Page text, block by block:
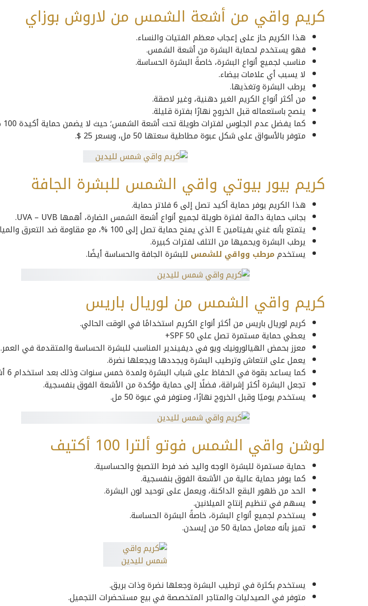
كريم واقي من أشعة الشمس من لاروش بوزاي
هذا الكريم حاز على إعجاب معظم الفتيات والنساء.
فهو يستخدم لحماية البشرة من أشعة الشمس.
مناسب لجميع أنواع البشرة، خاصةً البشرة الحساسة.
لا يسبب أي علامات بيضاء.
يرطب البشرة وتغذيها.
من أكثر أنواع الكريم الغير دهنية، وغير لاصقة.
ينصح باستعماله قبل الخروج نهارًا بفترة قليلة.
كما يفضل عدم الجلوس لفترات طويلة تحت أشعة الشمس؛ حيث لا يضمن حماية أكيدة 100 %.
متوفر بالأسواق على شكل عبوة مطاطية سعتها 50 مل، وبسعر 25 $.
كريم بيور بيوتي واقي الشمس للبشرة الجافة
هذا الكريم يوفر حماية أكيد تصل إلى 6 فلاتر حماية.
بجانب حماية دائمة لفترة طويلة لجميع أنواع أشعة الشمس الضارة، أهمها UVA – UVB.
يتمتع بأنه غني بفيتامين E الذي يمنح حماية تصل إلى 100 %، مع مقاومة ضد التعرق والمياه.
يرطب البشرة ويحميها من التلف لفترات كبيرة.
يستخدممرطب وواقي للشمس للبشرة الجافة والحساسة أيضًا.
كريم واقي الشمس من لوريال باريس
كريم لوريال باريس من أكثر أنواع الكريم استخدامًا في الوقت الحالي.
يعطي حماية مستمرة تصل على SPF 50+
معزز بحمض الهيالورونيك ويو في ديفيندير المناسب للبشرة الحساسة والمتقدمة في العمر.
يعمل على انتعاش وترطيب البشرة ويجددها ويجعلها نضرة.
كما يساعد بقوة في الحفاظ على شباب البشرة ولمدة خمس سنوات وذلك بعد استخدام 6 أشهر متواصلة.
تجعل البشرة أكثر إشراقة، فضلًا إلى حماية مؤكدة من الأشعة الفوق بنفسجية.
يستخدم يوميًا وقبل الخروج نهارًا، ومتوفر في عبوة 50 مل.
لوشن واقي الشمس فوتو ألترا 100 أكتيف
حماية مستمرة للبشرة الوجه واليد ضد فرط التصبغ والحساسية.
كما يوفر حماية عالية من الأشعة الفوق بنفسجية.
الحد من ظهور البقع الداكنة، ويعمل على توحيد لون البشرة.
يسهم في تنظيم إنتاج الميلانين.
يستخدم لجميع أنواع البشرة، خاصةً البشرة الحساسة.
تميز بأنه معامل حماية 50 من إيسدن.
يستخدم بكثرة في ترطيب البشرة وجعلها نضرة وذات بريق.
متوفر في الصيدليات والمتاجر المتخصصة في بيع مستحضرات التجميل.